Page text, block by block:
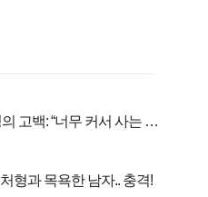
고백: “너무 커서 사는 게
형과 목욕한 남자.. 충격!